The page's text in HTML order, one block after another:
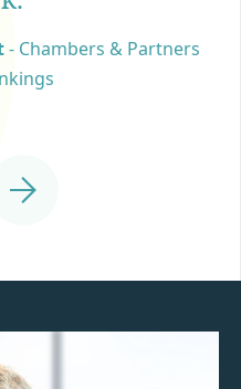
- Chambers & Partners
Koninkrijk